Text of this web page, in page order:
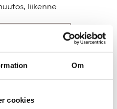
Om
cookies
liikenne
kautta kulkee
ole jäänyt